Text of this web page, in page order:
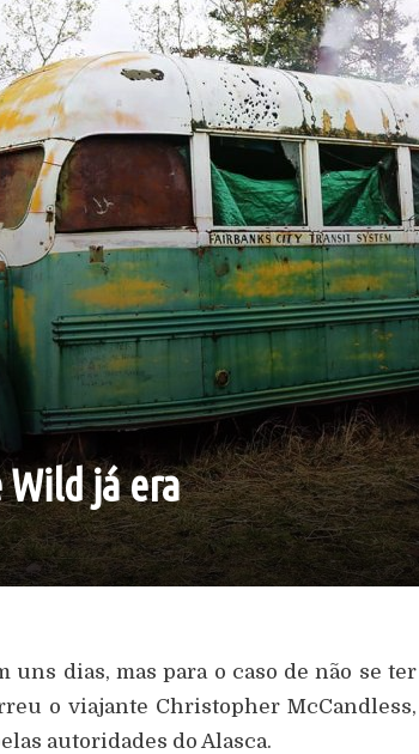
já era
uns dias, mas para o caso de não se ter
o viajante Christopher McCandless,
autoridades do Alasca.